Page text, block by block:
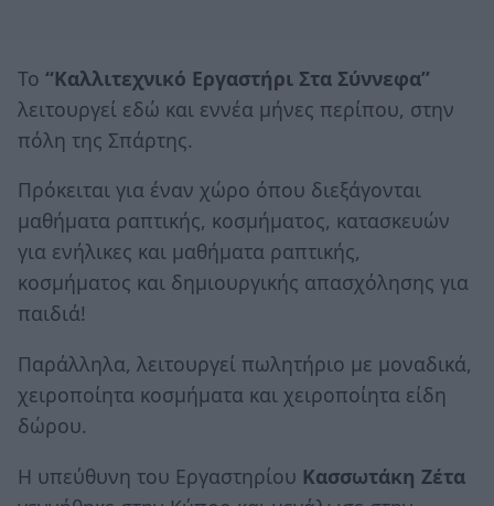
Το “Καλλιτεχνικό Εργαστήρι Στα Σύννεφα”
λειτουργεί εδώ και εννέα μήνες περίπου, στην
πόλη της Σπάρτης.
Πρόκειται για έναν χώρο όπου διεξάγονται
μαθήματα ραπτικής, κοσμήματος, κατασκευών
για ενήλικες και μαθήματα ραπτικής,
κοσμήματος και δημιουργικής απασχόλησης για
παιδιά!
Παράλληλα, λειτουργεί πωλητήριο με μοναδικά,
χειροποίητα κοσμήματα και χειροποίητα είδη
δώρου.
Η υπεύθυνη του Εργαστηρίου Κασσωτάκη Ζέτα